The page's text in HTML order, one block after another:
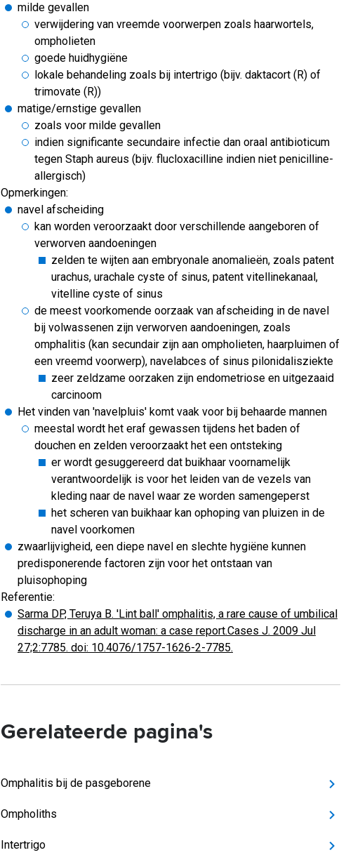
milde gevallen
verwijdering van vreemde voorwerpen zoals haarwortels,
ompholieten
goede huidhygiëne
lokale behandeling zoals bij intertrigo (bijv. daktacort (R) of
trimovate (R))
matige/ernstige gevallen
zoals voor milde gevallen
indien significante secundaire infectie dan oraal antibioticum
tegen Staph aureus (bijv. flucloxacilline indien niet penicilline-
allergisch)
Opmerkingen:
navel afscheiding
kan worden veroorzaakt door verschillende aangeboren of
verworven aandoeningen
zelden te wijten aan embryonale anomalieën, zoals patent
urachus, urachale cyste of sinus, patent vitellinekanaal,
vitelline cyste of sinus
de meest voorkomende oorzaak van afscheiding in de navel
bij volwassenen zijn verworven aandoeningen, zoals
omphalitis (kan secundair zijn aan ompholieten, haarpluimen of
een vreemd voorwerp), navelabces of sinus pilonidalisziekte
zeer zeldzame oorzaken zijn endometriose en uitgezaaid
carcinoom
Het vinden van 'navelpluis' komt vaak voor bij behaarde mannen
meestal wordt het eraf gewassen tijdens het baden of
douchen en zelden veroorzaakt het een ontsteking
er wordt gesuggereerd dat buikhaar voornamelijk
verantwoordelijk is voor het leiden van de vezels van
kleding naar de navel waar ze worden samengeperst
het scheren van buikhaar kan ophoping van pluizen in de
navel voorkomen
zwaarlijvigheid, een diepe navel en slechte hygiëne kunnen
predisponerende factoren zijn voor het ontstaan van
pluisophoping
Referentie:
Sarma DP, Teruya B. 'Lint ball' omphalitis, a rare cause of umbilical
discharge in an adult woman: a case report.Cases J. 2009 Jul
27;2:7785. doi: 10.4076/1757-1626-2-7785.
Gerelateerde pagina's
Omphalitis bij de pasgeborene
Ompholiths
Intertrigo